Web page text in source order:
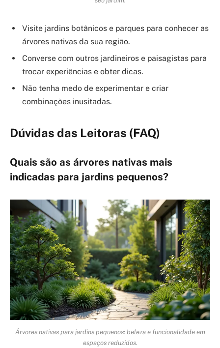
Visite jardins botânicos e parques para conhecer as
árvores nativas da sua região.
Converse com outros jardineiros e paisagistas para
trocar experiências e obter dicas.
Não tenha medo de experimentar e criar
combinações inusitadas.
Dúvidas das Leitoras (FAQ)
Quais são as árvores nativas mais
indicadas para jardins pequenos?
Árvores nativas para jardins pequenos: beleza e funcionalidade em
espaços reduzidos.